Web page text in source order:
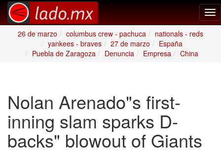
26 de marzo
columbus crew - pachuca
nationals - reds
yankees - braves
27 de marzo
España
Puebla de Zaragoza
Denuncia Empresa China
Nolan Arenado"s first-
inning slam sparks D-
backs" blowout of Giants